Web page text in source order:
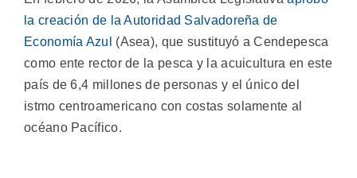
la creación de la Autoridad Salvadoreña de
Economía Azul
(Asea), que sustituyó a Cendepesca
como ente rector de la pesca y la acuicultura en este
país de 6,4 millones de personas y el único del
istmo centroamericano con costas solamente al
océano Pacífico.